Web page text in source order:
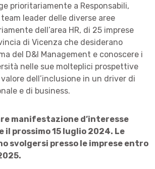
prioritariamente a Responsabili,
leader delle diverse aree
dell’area HR, di 25 imprese
di Vicenza che desiderano
del D&I Management e conoscere i
nelle sue molteplici prospettive
dell’inclusione in un driver di
e di business.
manifestazione d’interesse
il prossimo 15 luglio 2024. Le
svolgersi presso le imprese entro